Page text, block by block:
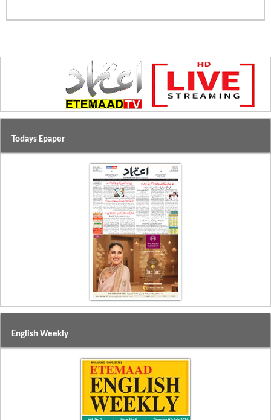
Todays Epaper
English Weekly